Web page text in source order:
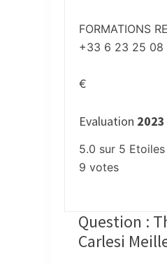
FORMATIONS
+33 6 23 25 08
€
Evaluation 2023
5.0 sur 5 Etoiles
9 votes
Question :
Carlesi